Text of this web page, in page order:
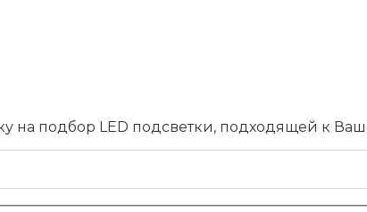
на подбор LED подсветки, подходящей к